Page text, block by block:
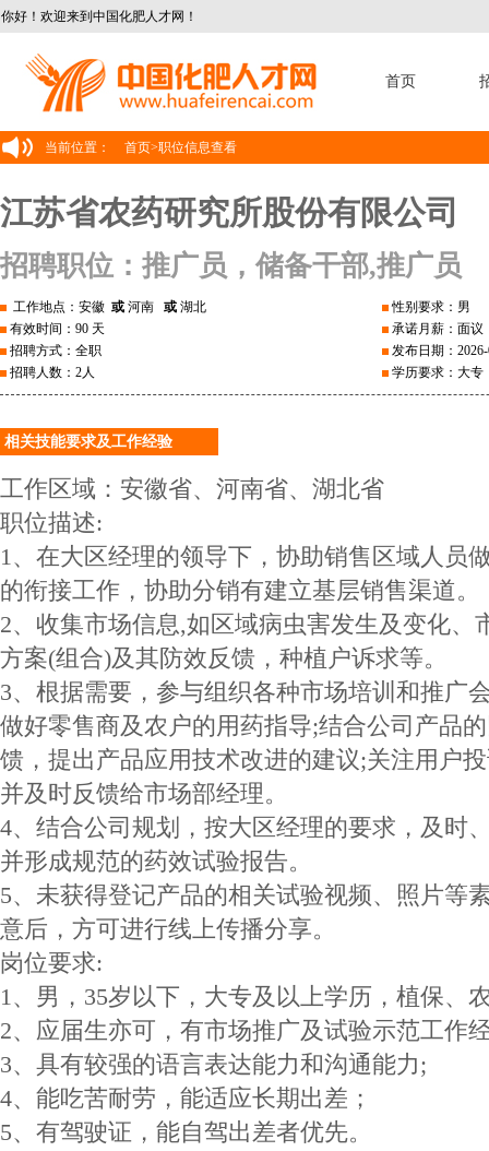
你好！欢迎来到中国化肥人才网！
首页
当前位置： 首页>职位信息查看
江苏省农药研究所股份有限公司
招聘职位：推广员，储备干部,推广员
工作地点：安徽 或 河南 或 湖北
有效时间：90 天
招聘方式：全职
招聘人数：2人
性别要求：男
承诺月薪：面议
发布日期：
学历要求：大专
相关技能要求及工作经验
工作区域：安徽省、河南省、湖北省
职位描述:
1、在大区经理的领导下，协助销售区域人员
的衔接工作，协助分销有建立基层销售渠道。
2、收集市场信息,如区域病虫害发生及变化、
方案(组合)及其防效反馈，种植户诉求等。
3、根据需要，参与组织各种市场培训和推广
做好零售商及农户的用药指导;结合公司产品
馈，提出产品应用技术改进的建议;关注用户
并及时反馈给市场部经理。
4、结合公司规划，按大区经理的要求，及时
并形成规范的药效试验报告。
5、未获得登记产品的相关试验视频、照片等
意后，方可进行线上传播分享。
岗位要求:
1、男，35岁以下，大专及以上学历，植保、
2、应届生亦可，有市场推广及试验示范工作
3、具有较强的语言表达能力和沟通能力;
4、能吃苦耐劳，能适应长期出差；
5、有驾驶证，能自驾出差者优先。